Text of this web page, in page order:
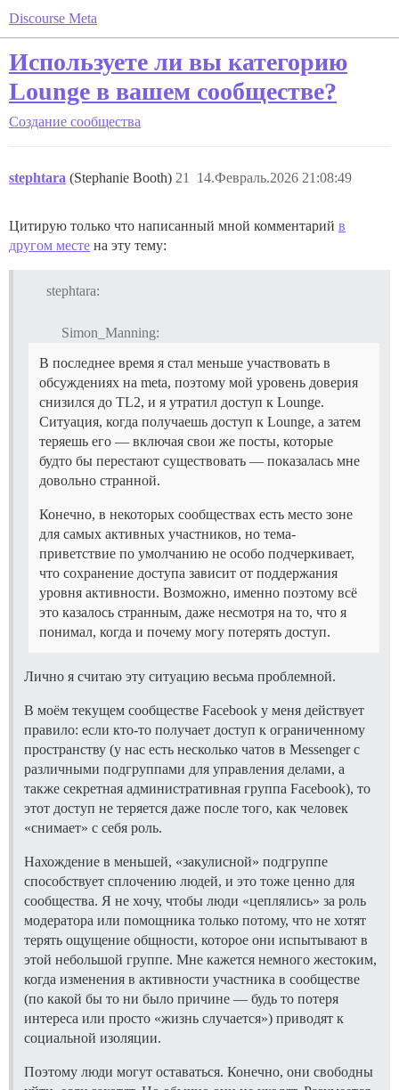
Discourse Meta
Используете ли вы категорию
Lounge в вашем сообществе?
Создание сообщества
stephtara (Stephanie Booth) 14.Февраль.2026 21:08:49
21
Цитирую только что написанный мной комментарий в
другом месте на эту тему:
stephtara:
Simon_Manning:
В последнее время я стал меньше участвовать в
обсуждениях на meta, поэтому мой уровень доверия
снизился до TL2, и я утратил доступ к Lounge.
Ситуация, когда получаешь доступ к Lounge, а затем
теряешь его — включая свои же посты, которые
будто бы перестают существовать — показалась мне
довольно странной.
Конечно, в некоторых сообществах есть место зоне
для самых активных участников, но тема-
приветствие по умолчанию не особо подчеркивает,
что сохранение доступа зависит от поддержания
уровня активности. Возможно, именно поэтому всё
это казалось странным, даже несмотря на то, что я
понимал, когда и почему могу потерять доступ.
Лично я считаю эту ситуацию весьма проблемной.
В моём текущем сообществе Facebook у меня действует
правило: если кто-то получает доступ к ограниченному
пространству (у нас есть несколько чатов в Messenger с
различными подгруппами для управления делами, а
также секретная административная группа Facebook), то
этот доступ не теряется даже после того, как человек
«снимает» с себя роль.
Нахождение в меньшей, «закулисной» подгруппе
способствует сплочению людей, и это тоже ценно для
сообщества. Я не хочу, чтобы люди «цеплялись» за роль
модератора или помощника только потому, что не хотят
терять ощущение общности, которое они испытывают в
этой небольшой группе. Мне кажется немного жестоким,
когда изменения в активности участника в сообществе
(по какой бы то ни было причине — будь то потеря
интереса или просто «жизнь случается») приводят к
социальной изоляции.
Поэтому люди могут оставаться. Конечно, они свободны